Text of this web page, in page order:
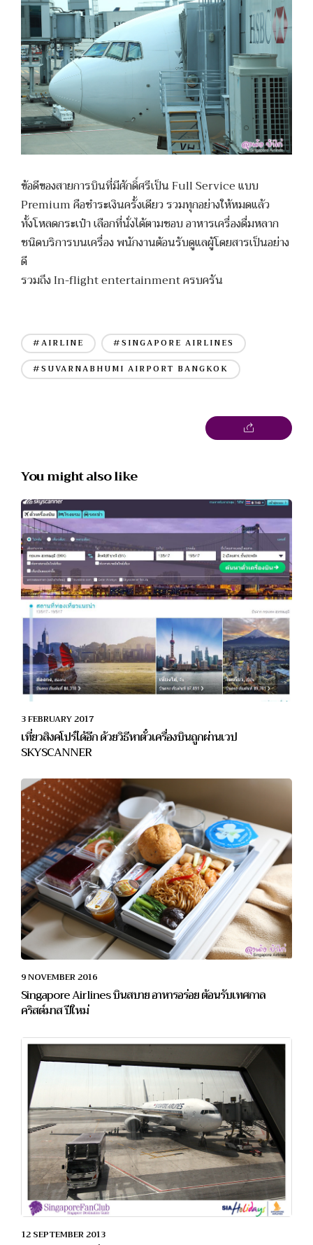
ข้อดีของสายการบินที่มีศักดิ์ศรีเป็น Full Service แบบ
Premium คือชำระเงินครั้งเดียว รวมทุกอย่างให้หมดแล้ว
ทั้งโหลดกระเป๋า เลือกที่นั่งได้ตามชอบ อาหารเครื่องดื่มหลาก
ชนิดบริการบนเครื่อง พนักงานต้อนรับดูแลผู้โดยสารเป็นอย่าง
ดี
รวมถึง In-flight entertainment ครบครัน
#AIRLINE
#SINGAPORE AIRLINES
#SUVARNABHUMI AIRPORT BANGKOK
You might also like
3 FEBRUARY 2017
เที่ยวสิงคโปร์ได้อีก ด้วยวิธีหาตั๋วเครื่องบินถูกผ่านเวป
SKYSCANNER
9 NOVEMBER 2016
Singapore Airlines บินสบาย อาหารอร่อย ต้อนรับเทศกาล
คริสต์มาส ปีใหม่
12 SEPTEMBER 2013